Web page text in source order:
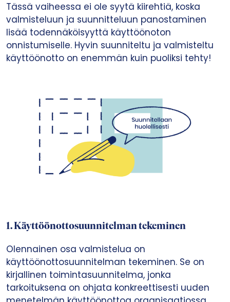
Tässä vaiheessa ei ole syytä kiirehtiä, koska
valmisteluun ja suunnitteluun panostaminen
lisää todennäköisyyttä käyttöönoton
onnistumiselle. Hyvin suunniteltu ja valmisteltu
käyttöönotto on enemmän kuin puoliksi tehty!
1. Käyttöönottosuunnitelman tekeminen
Olennainen osa valmistelua on
käyttöönottosuunnitelman tekeminen. Se on
kirjallinen toimintasuunnitelma, jonka
tarkoituksena on ohjata konkreettisesti uuden